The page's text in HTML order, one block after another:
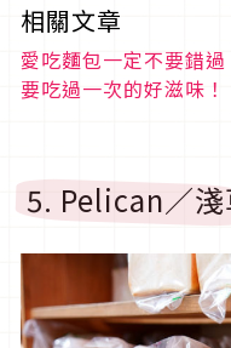
相關文章
愛吃麵包一定不要錯
要吃過一次的好滋味！
5. Pelican／淺